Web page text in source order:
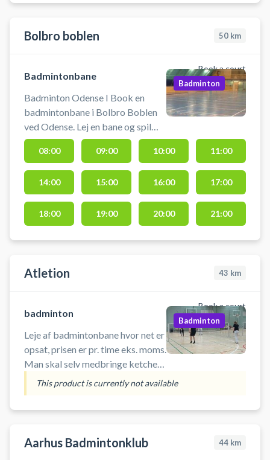
#Badminton-Aarhus #Spil-
Bolbro boblen 50 km
Book a court
Badmintonbane
Badminton Odense I Book en
badmintonbane i Bolbro Boblen
ved Odense. Lej en bane og spil
badminton i Odense på en af
badmintonbanerne hos olbro
Boblen. Du medbringer selv bolde
og ketchere.
Badminton
08:00 09:00 10:00 11:00
14:00 15:00 16:00 17:00
18:00 19:00 20:00 21:00
Atletion 43 km
Book a court
badminton
Leje af badmintonbane hvor net er
opsat, prisen er pr. time eks. moms.
Man skal selv medbringe ketcher
og fjerbolde. I åbningstiden er der
fri adgang til hallen, så det er ikke
nødvendigt med nøgle
Badminton
This product is currently not available
Aarhus Badmintonklub 44 km